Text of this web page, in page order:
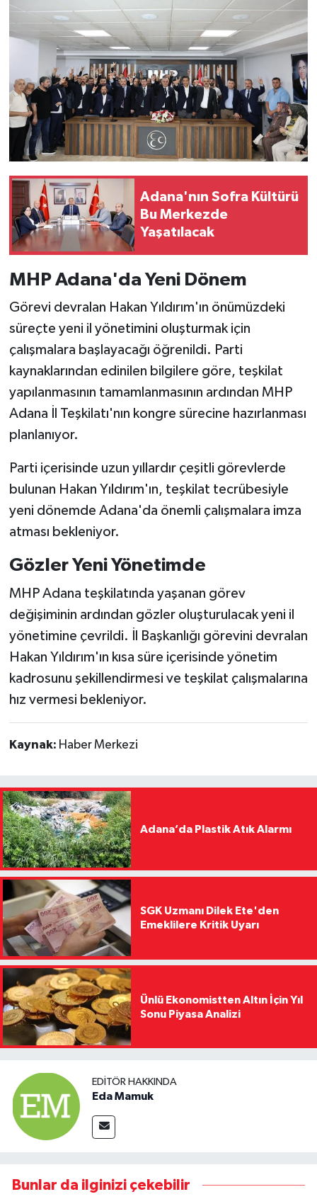
Adana'nın Sofra Kültürü
Bu Merkezde
Yaşatılacak
MHP Adana'da Yeni Dönem
Görevi devralan Hakan Yıldırım'ın önümüzdeki
süreçte yeni il yönetimini oluşturmak için
çalışmalara başlayacağı öğrenildi. Parti
kaynaklarından edinilen bilgilere göre, teşkilat
yapılanmasının tamamlanmasının ardından MHP
Adana İl Teşkilatı'nın kongre sürecine hazırlanması
planlanıyor.
Parti içerisinde uzun yıllardır çeşitli görevlerde
bulunan Hakan Yıldırım'ın, teşkilat tecrübesiyle
yeni dönemde Adana'da önemli çalışmalara imza
atması bekleniyor.
Gözler Yeni Yönetimde
MHP Adana teşkilatında yaşanan görev
değişiminin ardından gözler oluşturulacak yeni il
yönetimine çevrildi. İl Başkanlığı görevini devralan
Hakan Yıldırım'ın kısa süre içerisinde yönetim
kadrosunu şekillendirmesi ve teşkilat çalışmalarına
hız vermesi bekleniyor.
Kaynak: Haber Merkezi
Adana’da Plastik Atık Alarmı
SGK Uzmanı Dilek Ete'den
Emeklilere Kritik Uyarı
Ünlü Ekonomistten Altın İçin Yıl
Sonu Piyasa Analizi
EDITÖR HAKKINDA
Eda Mamuk
Bunlar da ilginizi çekebilir